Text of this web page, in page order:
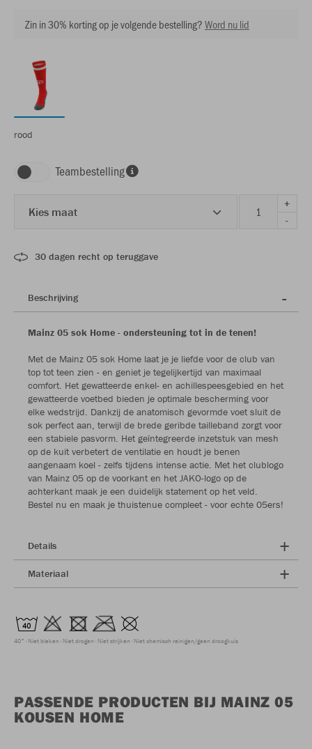
Zin in 30% korting op je volgende bestelling?Word nu lid
rood
Teambestelling
Kies maat
+
-
30 dagen recht op teruggave
Beschrijving
Mainz 05 sok Home - ondersteuning tot in de tenen!
Met de Mainz 05 sok Home laat je je liefde voor de club van
top tot teen zien - en geniet je tegelijkertijd van maximaal
comfort. Het gewatteerde enkel- en achillespeesgebied en het
gewatteerde voetbed bieden je optimale bescherming voor
elke wedstrijd. Dankzij de anatomisch gevormde voet sluit de
sok perfect aan, terwijl de brede geribde tailleband zorgt voor
een stabiele pasvorm. Het geïntegreerde inzetstuk van mesh
op de kuit verbetert de ventilatie en houdt je benen
aangenaam koel - zelfs tijdens intense actie. Met het clublogo
van Mainz 05 op de voorkant en het JAKO-logo op de
achterkant maak je een duidelijk statement op het veld.
Bestel nu en maak je thuistenue compleet - voor echte 05ers!
Details
Materiaal
40° Niet bleken Niet drogen Niet strijken Niet chemisch reinigen/geen droogkuis
PASSENDE PRODUCTEN BIJ MAINZ 05
KOUSEN HOME